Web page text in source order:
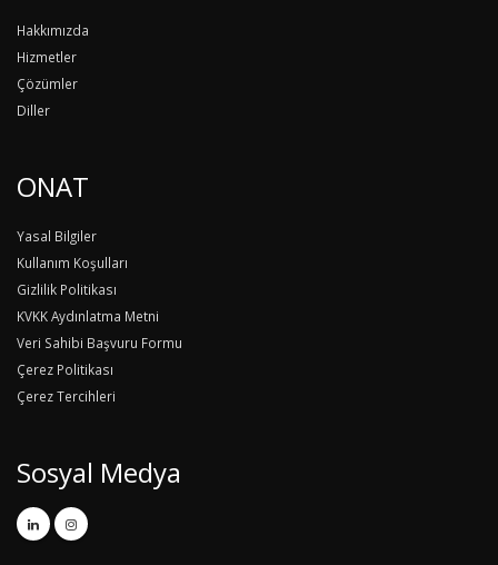
Hakkımızda
Hizmetler
Çözümler
Diller
ONAT
Yasal Bilgiler
Kullanım Koşulları
Gizlilik Politikası
KVKK Aydınlatma Metni
Veri Sahibi Başvuru Formu
Çerez Politikası
Çerez Tercihleri
Sosyal Medya